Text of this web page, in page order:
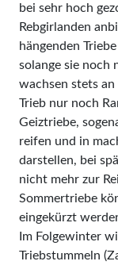
bei sehr hoch
Rebgirlanden
hängenden
solange sie noch
wachsen stets
Trieb nur noch
Geiztriebe,
reifen und in
darstellen, bei
nicht mehr zur
Sommertriebe
eingekürzt
Im Folgewinter
Trieb­stummeln